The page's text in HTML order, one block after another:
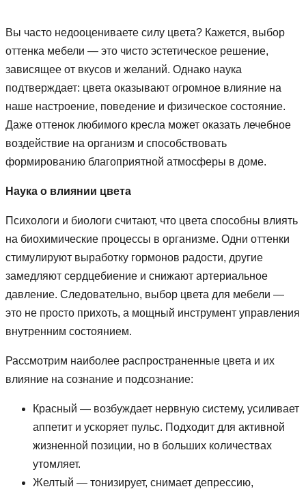
Вы часто недооцениваете силу цвета? Кажется, выбор
оттенка мебели — это чисто эстетическое решение,
зависящее от вкусов и желаний. Однако наука
подтверждает: цвета оказывают огромное влияние на
наше настроение, поведение и физическое состояние.
Даже оттенок любимого кресла может оказать лечебное
воздействие на организм и способствовать
формированию благоприятной атмосферы в доме.
Наука о влиянии цвета
Психологи и биологи считают, что цвета способны влиять
на биохимические процессы в организме. Одни оттенки
стимулируют выработку гормонов радости, другие
замедляют сердцебиение и снижают артериальное
давление. Следовательно, выбор цвета для мебели —
это не просто прихоть, а мощный инструмент управления
внутренним состоянием.
Рассмотрим наиболее распространенные цвета и их
влияние на сознание и подсознание:
Красный — возбуждает нервную систему, усиливает
аппетит и ускоряет пульс. Подходит для активной
жизненной позиции, но в больших количествах
утомляет.
Желтый — тонизирует, снимает депрессию,